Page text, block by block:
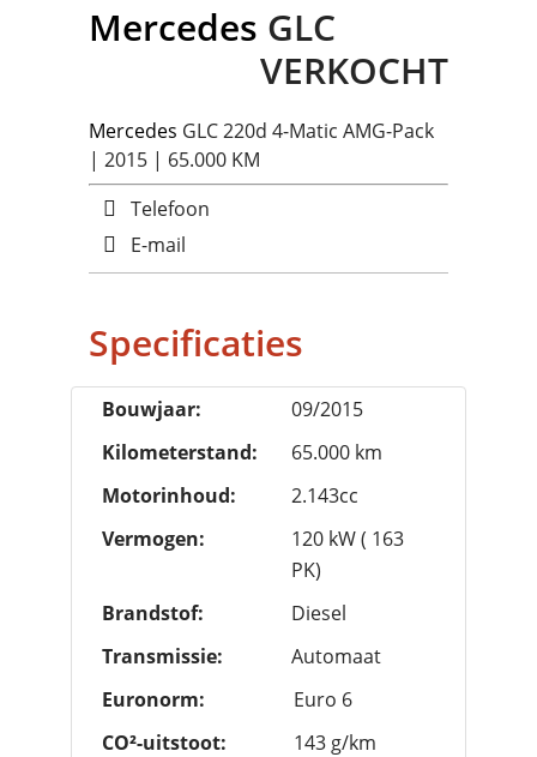
Mercedes GLC
VERKOCHT
Mercedes GLC 220d 4-Matic AMG-Pack
| 2015 | 65.000 KM
Telefoon
E-mail
Specificaties
Bouwjaar:
09/2015
Kilometerstand:
65.000 km
Motorinhoud:
2.143cc
Vermogen:
120 kW ( 163
PK)
Brandstof:
Diesel
Transmissie:
Automaat
Euronorm:
Euro 6
CO²-uitstoot:
143 g/km